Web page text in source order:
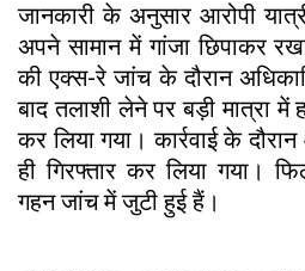
जानकारी के अनुसार आरोपी
अपने सामान में गांजा छिपाकर
की एक्स-रे जांच के दौरान
बाद तलाशी लेने पर बड़ी मात्रा में
कर लिया गया। कार्रवाई के
ही गिरफ्तार कर लिया गया।
गहन जांच में जुटी हुई हैं।